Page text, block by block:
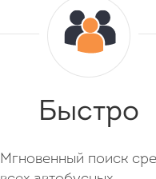
Быстро
Мгновенный поиск